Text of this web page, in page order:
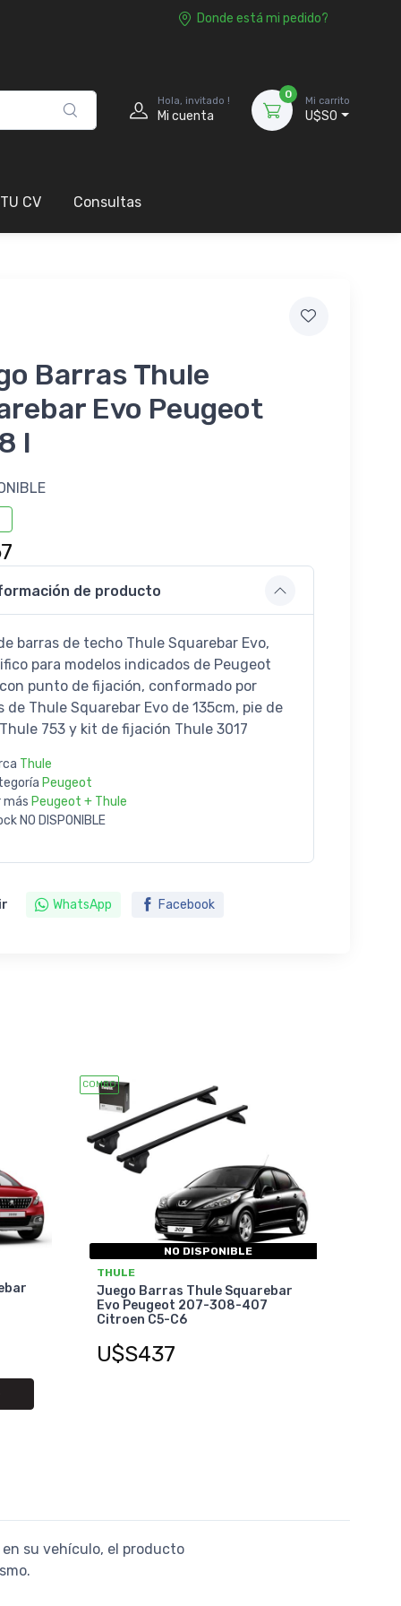
Donde está mi pedido?
Hola, invitado !
Mi cuenta
0
Mi carrito
U$S0
CV Consultas
Barras Thule
Evo Peugeot
I
de producto
barras de techo Thule Squarebar Evo,
para modelos indicados de Peugeot
punto de fijación, conformado por
de Thule Squarebar Evo de 135cm, pie de
753 y kit de fijación Thule 3017
Thule
Peugeot
más Peugeot + Thule
NO DISPONIBLE
WhatsApp Facebook
COMBO
NO DISPONIBLE
THULE
Juego Barras Thule Squarebar
Evo Peugeot 207-308-407
Citroen C5-C6
U$S437
su vehículo, el producto